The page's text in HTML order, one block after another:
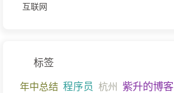
互联网
标签
年中总结 程序员 杭州 紫升的博客